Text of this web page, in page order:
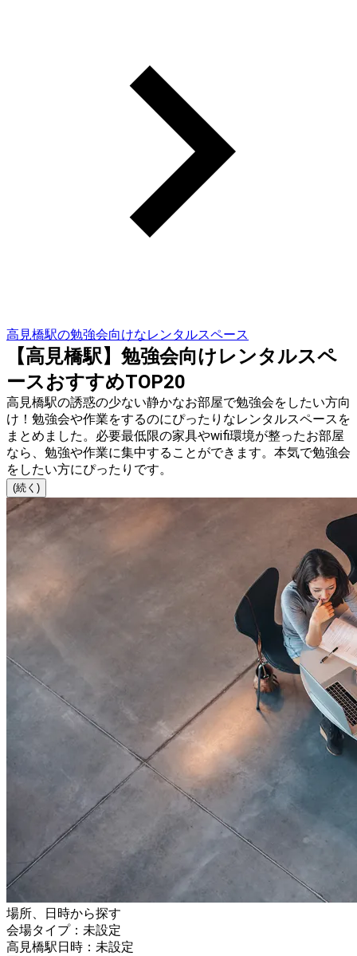
高見橋駅の勉強会向けなレンタルスペース
【高見橋駅】勉強会向けレンタルスペ
ースおすすめTOP20
高見橋駅の誘惑の少ない静かなお部屋で勉強会をしたい方向
け！勉強会や作業をするのにぴったりなレンタルスペースを
まとめました。必要最低限の家具やwifi環境が整ったお部屋
なら、勉強や作業に集中することができます。本気で勉強会
をしたい方にぴったりです。
(続く)
場所、日時から探す
会場タイプ：未設定
高見橋駅日時：未設定